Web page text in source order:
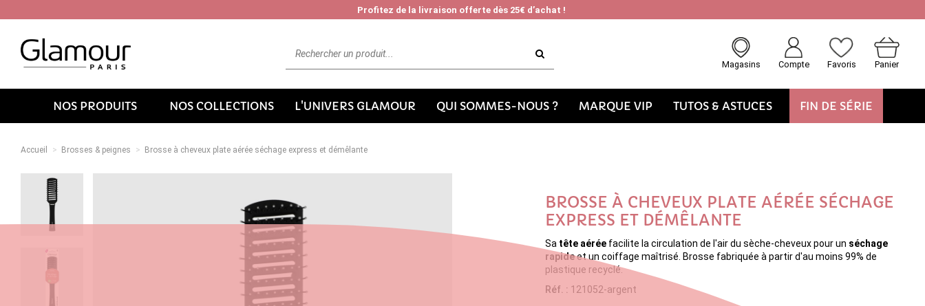
Profitez de la livraison offerte dès 25€ d’achat !
Magasins Compte Favoris Panier
NOS PRODUITS NOS COLLECTIONS L'UNIVERS GLAMOUR QUI SOMMES-NOUS ? MARQUE VIP TUTOS & ASTUCES FIN DE SÉRIE
Accueil Brosses & peignes Brosse à cheveux plate aérée séchage express et démêlante
BROSSE À CHEVEUX PLATE AÉRÉE SÉCHAGE
EXPRESS ET DÉMÊLANTE
Sa tête aérée facilite la circulation de l'air du sèche-cheveux pour un séchage
rapideet un coiffage maîtrisé. Brosse fabriquée à partir d'au moins 99% de
plastique recyclé.
Réf. : 121052-argent